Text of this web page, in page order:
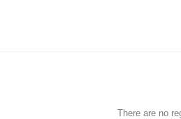
There are no